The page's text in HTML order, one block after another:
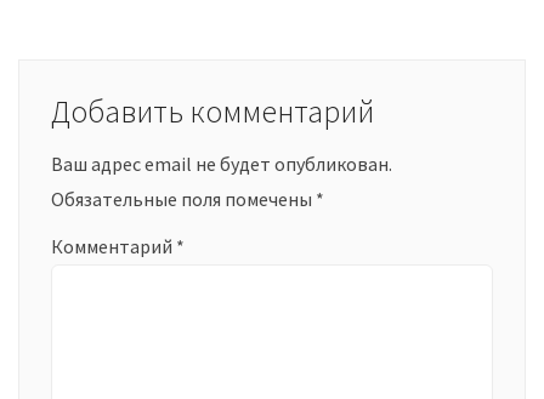
Добавить комментарий
Ваш адрес email не будет опубликован.
Обязательные поля помечены *
Комментарий *